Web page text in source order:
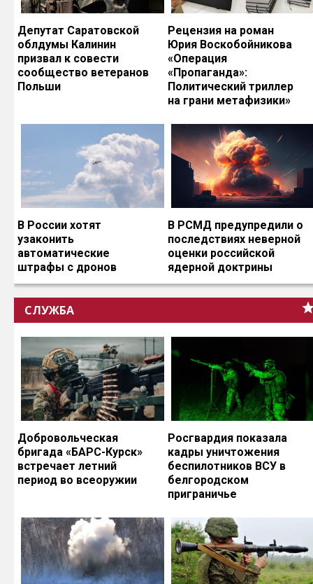
Депутат Саратовской
облдумы Калинин
призвал к совести
сообщество ветеранов
Польши
Рецензия на роман
Юрия Воскобойникова
«Операция
«Пропаганда»:
Политический триллер
на грани метафизики»
В России хотят
узаконить
автоматические
штрафы с дронов
В РСМД предупредили о
последствиях неверной
оценки российской
ядерной доктрины
СЛУЖБА
Добровольческая
бригада «БАРС-Курск»
встречает летний
период во всеоружии
Росгвардия показала
кадры уничтожения
беспилотников ВСУ в
белгородском
приграничье